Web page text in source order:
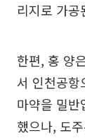
리지로 가
한편, 홍 양
서 인천공
마약을 밀
했으나, 도